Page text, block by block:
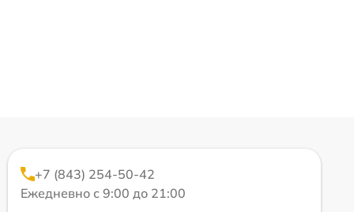
+7 (843) 254-50-42
Ежедневно с 9:00 до 21:00